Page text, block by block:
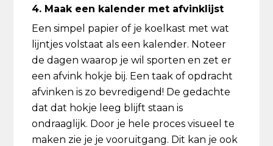
4. Maak een kalender met afvinklijst
Een simpel papier of je koelkast met wat
lijntjes volstaat als een kalender. Noteer
de dagen waarop je wil sporten en zet er
een afvink hokje bij. Een taak of opdracht
afvinken is zo bevredigend! De gedachte
dat dat hokje leeg blijft staan is
ondraaglijk. Door je hele proces visueel te
maken zie je je vooruitgang. Dit kan je ook